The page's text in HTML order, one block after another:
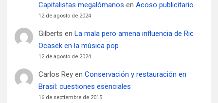
Capitalistas megalómanos en Acoso publicitario
12 de agosto de 2024
Gilberts en La mala pero amena influencia de Ric
Ocasek en la música pop
12 de agosto de 2024
Carlos Reyen Conservación y restauración en
Brasil: cuestiones esenciales
16 de septiembre de 2015